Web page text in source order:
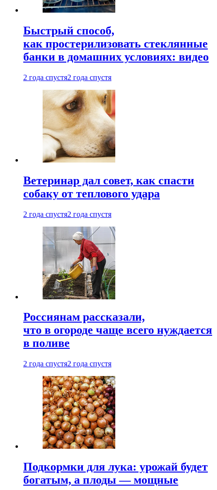
Быстрый способ,
как простерилизовать стеклянные
банки в домашних условиях: видео
2 года спустя2 года спустя
Ветеринар дал совет, как спасти
собаку от теплового удара
2 года спустя2 года спустя
Россиянам рассказали,
что в огороде чаще всего нуждается
в поливе
2 года спустя2 года спустя
Подкормки для лука: урожай будет
богатым, а плоды — мощные